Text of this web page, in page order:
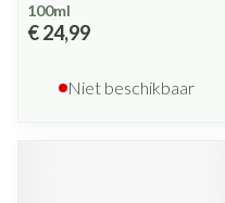
100ml
€ 24,99
Niet beschikbaar